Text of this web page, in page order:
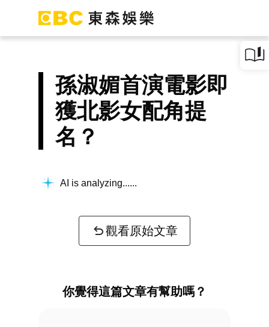
孫淑媚首演電影即
獲北影女配角提
名？
AI is analyzing...
觀看原始文章
你覺得這篇文章有幫助嗎？